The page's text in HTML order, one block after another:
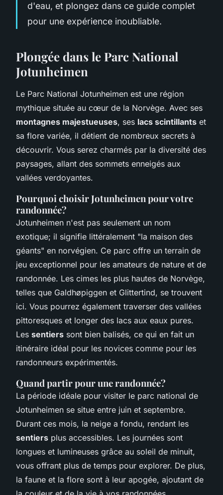
d'eau, et plongez dans ce guide complet
pour une expérience inoubliable.
Plongée dans le Parc National
Jotunheimen
Le Parc National Jotunheimen est une région
mythique située au cœur de la Norvège. Avec ses
montagnes majestueuses, ses lacs scintillants et
sa flore variée, il détient de nombreux secrets à
découvrir. Vous serez charmés par la diversité des
paysages, allant des sommets enneigés aux
vallées verdoyantes.
Pourquoi choisir Jotunheimen pour votre
randonnée?
Jotunheimen n'est pas seulement un nom
exotique; il signifie littéralement "la maison des
géants" en norvégien. Ce parc offre un terrain de
jeu exceptionnel pour les amateurs de nature et de
randonnée. Les cimes les plus hautes de Norvège,
telles que Galdhøpiggen et Glittertind, se trouvent
ici. Vous pourrez également traverser des vallées
pittoresques et longer des lacs aux eaux pures.
Les sentiers sont bien balisés, ce qui en fait un
itinéraire idéal pour les novices comme pour les
randonneurs expérimentés.
Quand partir pour une randonnée?
La période idéale pour visiter le parc national de
Jotunheimen se situe entre juin et septembre.
Durant ces mois, la neige a fondu, rendant les
sentiers plus accessibles. Les journées sont
longues et lumineuses grâce au soleil de minuit,
vous offrant plus de temps pour explorer. De plus,
la faune et la flore sont à leur apogée, ajoutant de